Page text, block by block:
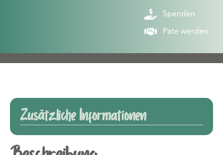
Spenden
Pate werden
Zusätzliche Informationen